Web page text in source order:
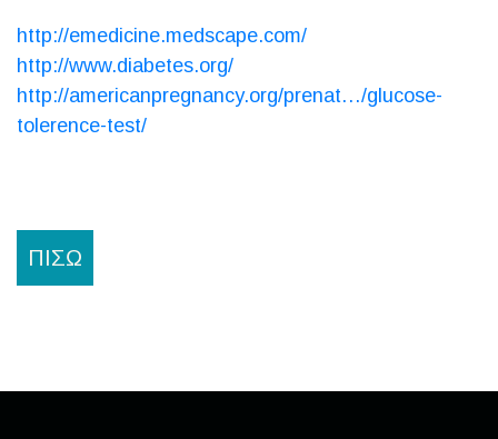
http://emedicine.medscape.com/
http://www.diabetes.org/
http://americanpregnancy.org/prenat…/glucose-
tolerence-test/
ΠΊΣΩ